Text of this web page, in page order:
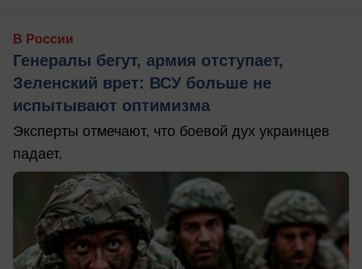
В России
Генералы бегут, армия отступает,
Зеленский врет: ВСУ больше не
испытывают оптимизма
Эксперты отмечают, что боевой дух украинцев
падает.